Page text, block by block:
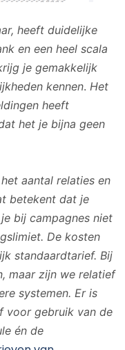
heeft duidelijke
en een heel scala
je gemakkelijk
kennen. Het
heeft
het je bijna geen
aantal relaties en
betekent dat je
bij campagnes niet
De kosten
standaardtarief. Bij
maar zijn we relatief
systemen. Er is
voor gebruik van de
én de